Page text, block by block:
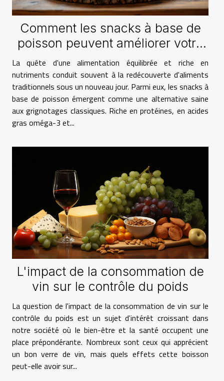
Comment les snacks à base de
poisson peuvent améliorer votre
alimentation quotidienne
La quête d'une alimentation équilibrée et riche en
nutriments conduit souvent à la redécouverte d'aliments
traditionnels sous un nouveau jour. Parmi eux, les snacks à
base de poisson émergent comme une alternative saine
aux grignotages classiques. Riche en protéines, en acides
gras oméga-3 et...
L'impact de la consommation de
vin sur le contrôle du poids
La question de l'impact de la consommation de vin sur le
contrôle du poids est un sujet d'intérêt croissant dans
notre société où le bien-être et la santé occupent une
place prépondérante. Nombreux sont ceux qui apprécient
un bon verre de vin, mais quels effets cette boisson
peut-elle avoir sur...